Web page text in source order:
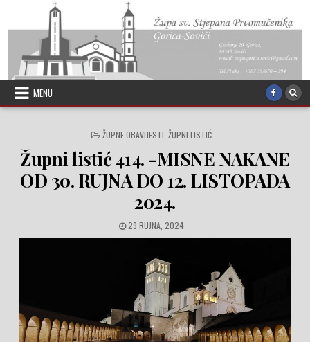
Skip to content
MENU
POSTED IN
ŽUPNE OBAVIJESTI, ŽUPNI LISTIĆ
Župni listić 414. -MISNE NAKANE
OD 30. RUJNA DO 12. LISTOPADA
2024.
PUBLISHED DATE:
29 RUJNA, 2024